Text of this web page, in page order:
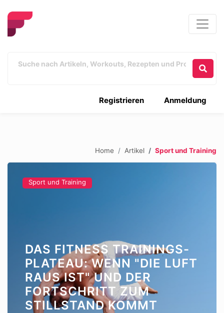
Anmeldung
Registrieren
Home Artikel Sport und Training
Sport und Training
DAS FITNESS TRAININGS-
PLATEAU: WENN "DIE LUFT
RAUS IST" UND DER
FORTSCHRITT ZUM
STILLSTAND KOMMT